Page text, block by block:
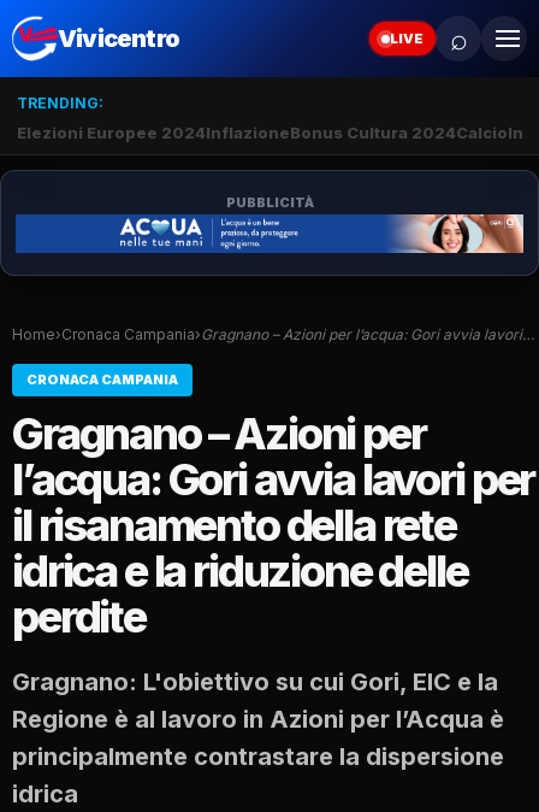
Vivicentro LIVE ⌕
TRENDING:
Elezioni Europee 2024InflazioneBonus Cultura 2024Calcio
PUBBLICITÀ
Home›Cronaca Campania›Gragnano – Azioni per l’acqua: Gori avvia lavori…
CRONACA CAMPANIA
Gragnano – Azioni per
l’acqua: Gori avvia lavori per
il risanamento della rete
idrica e la riduzione delle
perdite
Gragnano: L'obiettivo su cui Gori, EIC e la
Regione è al lavoro in Azioni per l’Acqua è
principalmente contrastare la dispersione
idrica